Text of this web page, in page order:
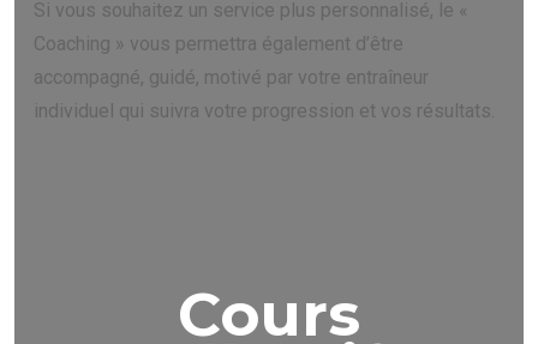
Si vous souhaitez un service plus personnalisé, le «
Coaching » vous permettra également d’être
accompagné, guidé, motivé par votre entraîneur
individuel qui suivra votre progression et vos résultats.
Cours